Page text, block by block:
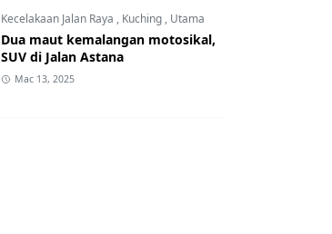
Kecelakaan Jalan Raya , Kuching , Utama
Dua maut kemalangan motosikal,
SUV di Jalan Astana
Mac 13, 2025